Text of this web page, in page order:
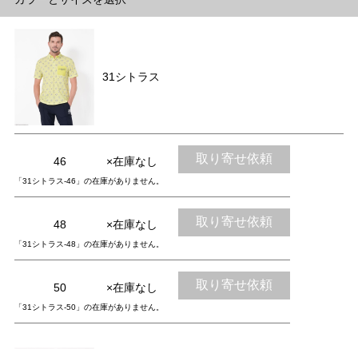
31シトラス
46 ×在庫なし 取り寄せ依頼
「31シトラス-46」の在庫がありません。
48 ×在庫なし 取り寄せ依頼
「31シトラス-48」の在庫がありません。
50 ×在庫なし 取り寄せ依頼
「31シトラス-50」の在庫がありません。